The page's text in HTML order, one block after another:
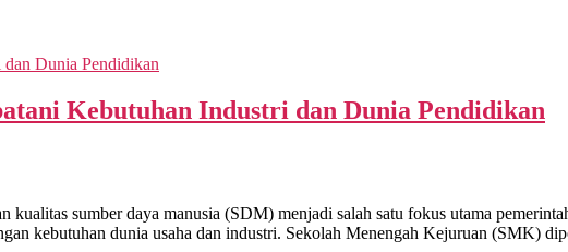
Kebutuhan Industri dan Dunia Pendidikan
sumber daya manusia (SDM) menjadi salah satu fokus utama
kebutuhan dunia usaha dan industri. Sekolah Menengah Kejuruan (SMK)